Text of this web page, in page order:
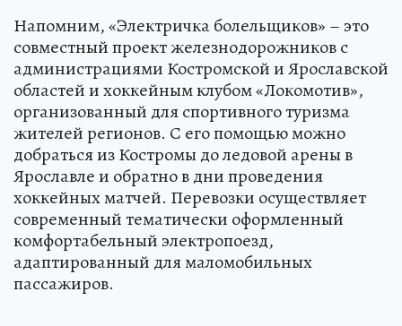
Напомним, «Электричка болельщиков» – это
совместный проект железнодорожников с
администрациями Костромской и Ярославской
областей и хоккейным клубом «Локомотив»,
организованный для спортивного туризма
жителей регионов. С его помощью можно
добраться из Костромы до ледовой арены в
Ярославле и обратно в дни проведения
хоккейных матчей. Перевозки осуществляет
современный тематически оформленный
комфортабельный электропоезд,
адаптированный для маломобильных
пассажиров.